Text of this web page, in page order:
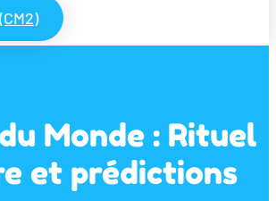
Monde : Rituel
et prédictions